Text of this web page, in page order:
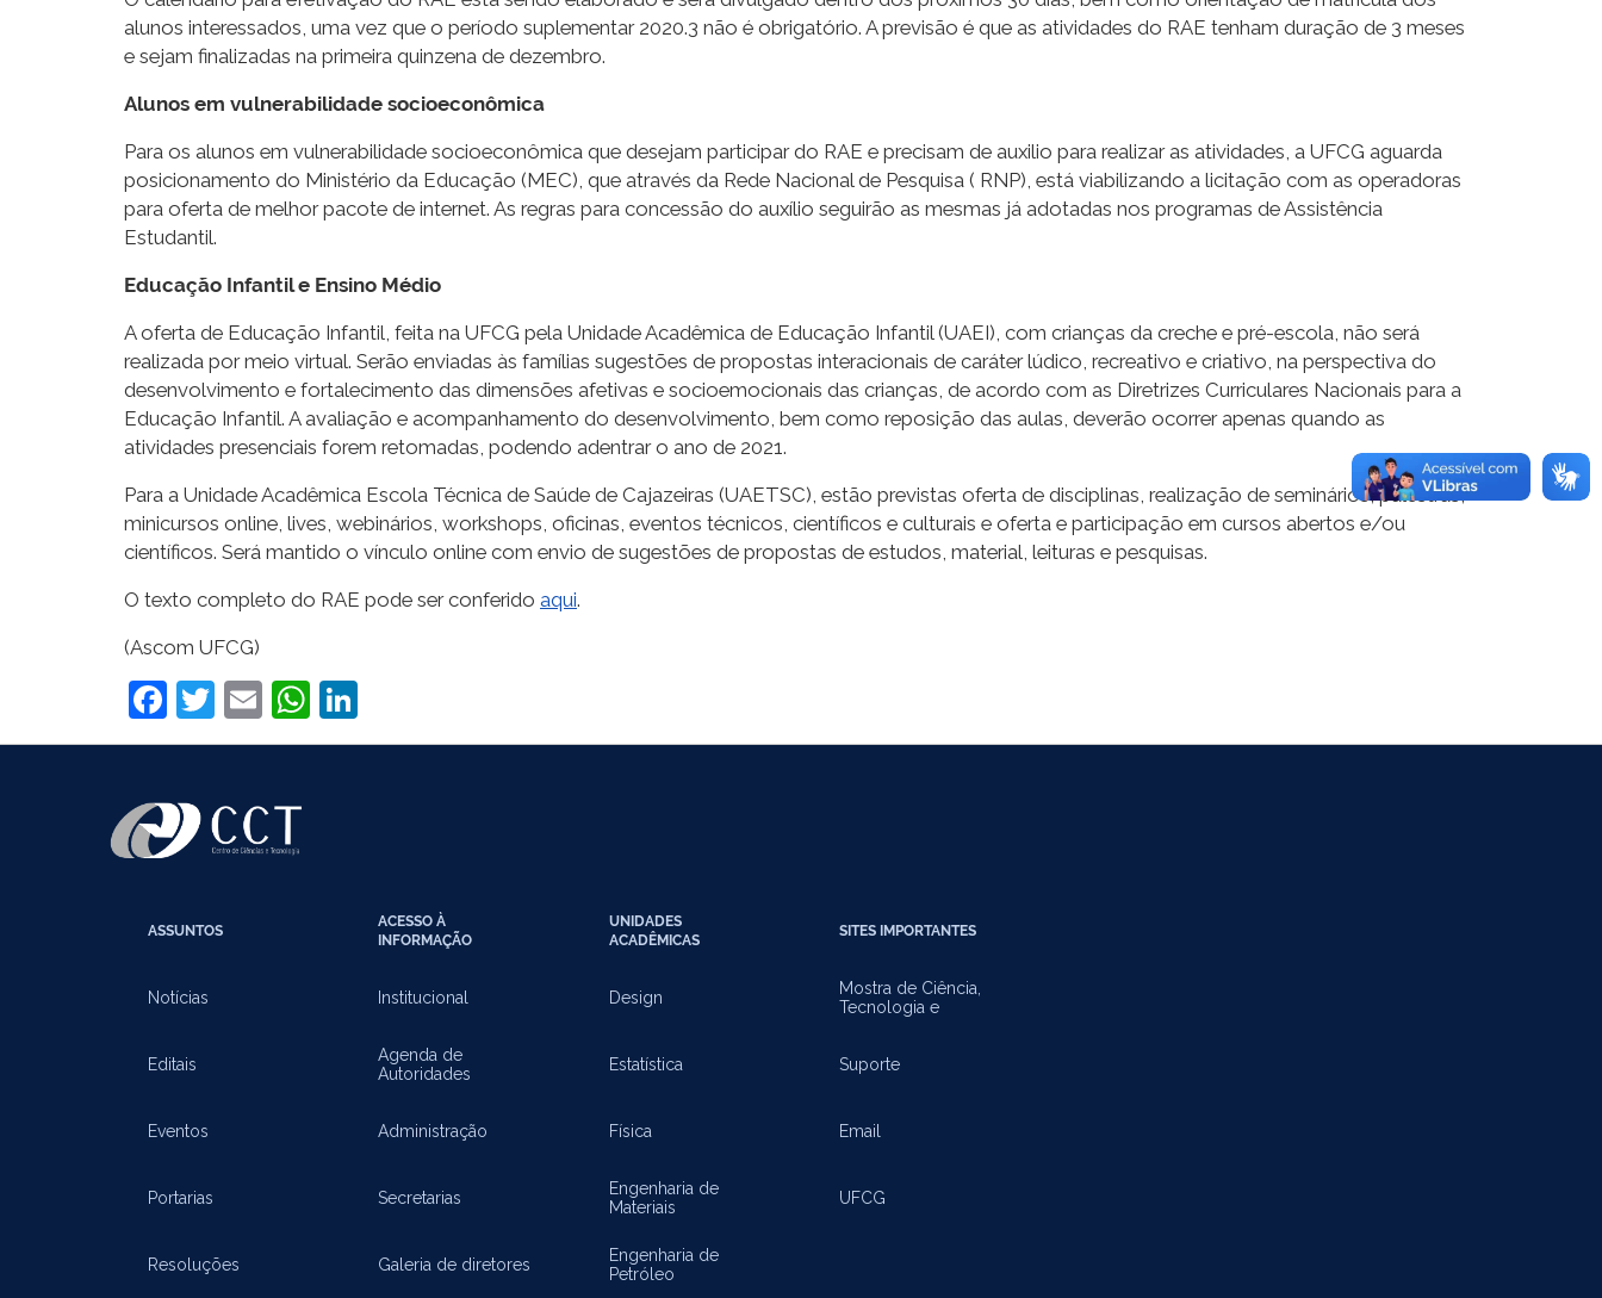
alunos interessados, uma vez que o período suplementar 2020.3 não é obrigatório. A previsão é que as atividades do RAE tenham duração de 3 meses
e sejam finalizadas na primeira quinzena de dezembro.
Alunos em vulnerabilidade socioeconômica
Para os alunos em vulnerabilidade socioeconômica que desejam participar do RAE e precisam de auxilio para realizar as atividades, a UFCG aguarda
posicionamento do Ministério da Educação (MEC), que através da Rede Nacional de Pesquisa ( RNP), está viabilizando a licitação com as operadoras
para oferta de melhor pacote de internet. As regras para concessão do auxílio seguirão as mesmas já adotadas nos programas de Assistência
Estudantil.
Educação Infantil e Ensino Médio
A oferta de Educação Infantil, feita na UFCG pela Unidade Acadêmica de Educação Infantil (UAEI), com crianças da creche e pré-escola, não será
realizada por meio virtual. Serão enviadas às famílias sugestões de propostas interacionais de caráter lúdico, recreativo e criativo, na perspectiva do
desenvolvimento e fortalecimento das dimensões afetivas e socioemocionais das crianças, de acordo com as Diretrizes Curriculares Nacionais para a
Educação Infantil. A avaliação e acompanhamento do desenvolvimento, bem como reposição das aulas, deverão ocorrer apenas quando as
atividades presenciais forem retomadas, podendo adentrar o ano de 2021.
Para a Unidade Acadêmica Escola Técnica de Saúde de Cajazeiras (UAETSC), estão previstas oferta de disciplinas, realização de seminários, palestras,
minicursos online, lives, webinários, workshops, oficinas, eventos técnicos, científicos e culturais e oferta e participação em cursos abertos e/ou
científicos. Será mantido o vínculo online com envio de sugestões de propostas de estudos, material, leituras e pesquisas.
O texto completo do RAE pode ser conferido aqui.
(Ascom UFCG)
Facebook
Twitter
EmailWhatsApp
ASSUNTOS
Notícias
Editais
Eventos
Portarias
Resoluções
ACESSO À
INFORMAÇÃO
Institucional
Agenda de
Autoridades
Administração
Secretarias
Galeria de diretores
UNIDADES
ACADÊMICAS
Design
Estatística
Física
Engenharia de
Materiais
Engenharia de
Petróleo
SITES IMPORTANTES
Mostra de Ciência,
Tecnologia e
Suporte
Email
UFCG